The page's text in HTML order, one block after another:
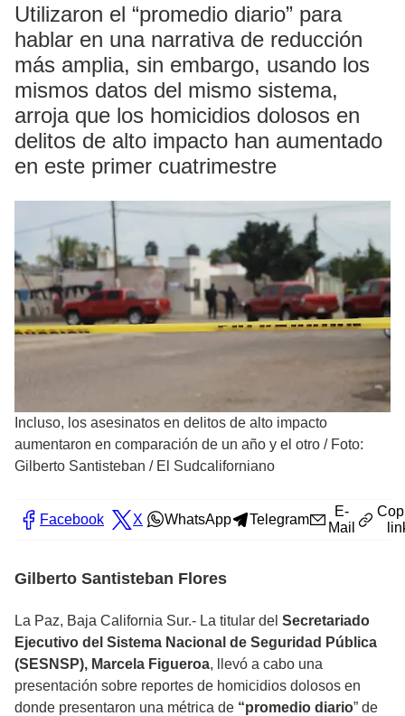
Utilizaron el “promedio diario” para
hablar en una narrativa de reducción
más amplia, sin embargo, usando los
mismos datos del mismo sistema,
arroja que los homicidios dolosos en
delitos de alto impacto han aumentado
en este primer cuatrimestre
Incluso, los asesinatos en delitos de alto impacto
aumentaron en comparación de un año y el otro / Foto:
Gilberto Santisteban / El Sudcaliforniano
Facebook X WhatsApp Telegram
E-
Mail
Gilberto Santisteban Flores
La Paz, Baja California Sur.- La titular del Secretariado
Ejecutivo del Sistema Nacional de Seguridad Pública
(SESNSP), Marcela Figueroa, llevó a cabo una
presentación sobre reportes de homicidios dolosos en
donde presentaron una métrica de “promedio diario” de